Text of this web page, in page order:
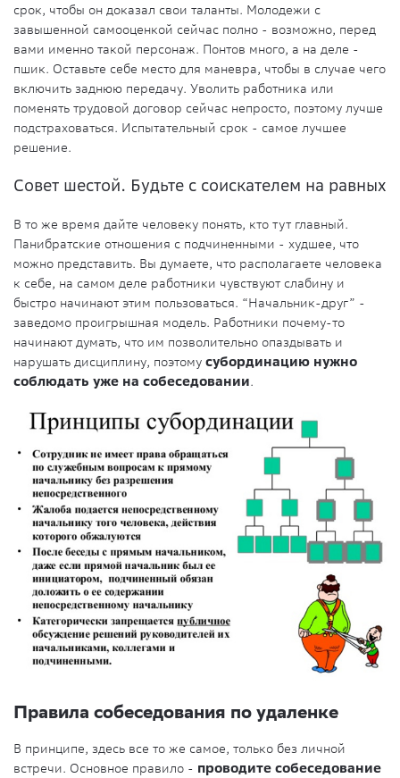
срок, чтобы он доказал свои таланты. Молодежи с
завышенной самооценкой сейчас полно - возможно, перед
вами именно такой персонаж. Понтов много, а на деле -
пшик. Оставьте себе место для маневра, чтобы в случае чего
включить заднюю передачу. Уволить работника или
поменять трудовой договор сейчас непросто, поэтому лучше
подстраховаться. Испытательный срок - самое лучшее
решение.
Совет шестой. Будьте с соискателем на равных
В то же время дайте человеку понять, кто тут главный.
Панибратские отношения с подчиненными - худшее, что
можно представить. Вы думаете, что располагаете человека
к себе, на самом деле работники чувствуют слабину и
быстро начинают этим пользоваться. “Начальник-друг” -
заведомо проигрышная модель. Работники почему-то
начинают думать, что им позволительно опаздывать и
нарушать дисциплину, поэтому субординацию нужно
соблюдать уже на собеседовании.
Правила собеседования по удаленке
В принципе, здесь все то же самое, только без личной
встречи. Основное правило - проводите собеседование